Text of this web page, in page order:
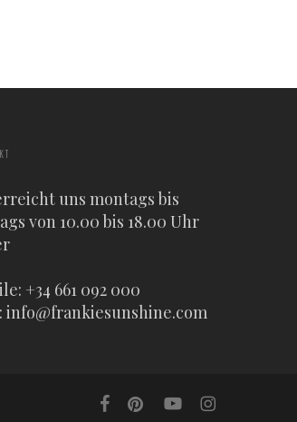
uns montags bis
von 10.00 bis 18.00 Uhr
+34 661 092 000
info@frankiesunshine.com
facebookpinterestyoutubeinstagram